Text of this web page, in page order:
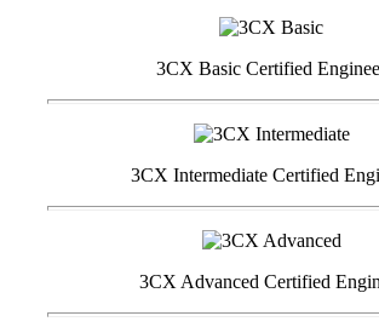
3CX Basic Certified
3CX Intermediate Certified
3CX Advanced Certified